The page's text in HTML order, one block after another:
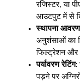
रजिस्टर, या
आउटपुट में से
स्थापना
अनुशंसाओं का
फिल्ट्रेशन और
पर्यावरण रेटिंग:
पड़ने पर